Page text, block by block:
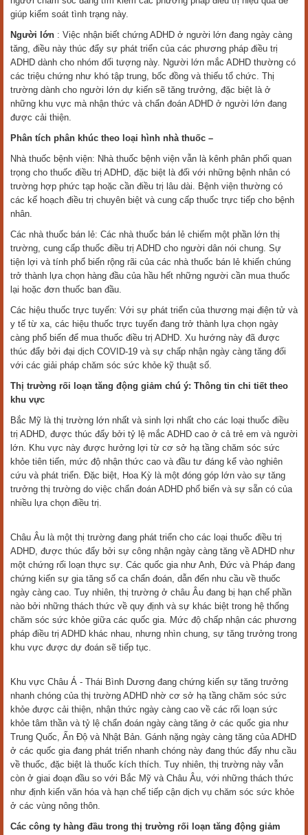
giúp kiểm soát tình trạng này.
Người lớn : Việc nhận biết chứng ADHD ở người lớn đang ngày càng
tăng, điều này thúc đẩy sự phát triển của các phương pháp điều trị
ADHD dành cho nhóm đối tượng này. Người lớn mắc ADHD thường có
các triệu chứng như khó tập trung, bốc đồng và thiếu tổ chức. Thị
trường dành cho người lớn dự kiến sẽ tăng trưởng, đặc biệt là ở
những khu vực mà nhận thức và chẩn đoán ADHD ở người lớn đang
được cải thiện.
Phân tích phân khúc theo loại hình nhà thuốc –
Nhà thuốc bệnh viện: Nhà thuốc bệnh viện vẫn là kênh phân phối quan
trọng cho thuốc điều trị ADHD, đặc biệt là đối với những bệnh nhân có
trường hợp phức tạp hoặc cần điều trị lâu dài. Bệnh viện thường có
các kế hoạch điều trị chuyên biệt và cung cấp thuốc trực tiếp cho bệnh
nhân.
Các nhà thuốc bán lẻ: Các nhà thuốc bán lẻ chiếm một phần lớn thị
trường, cung cấp thuốc điều trị ADHD cho người dân nói chung. Sự
tiện lợi và tính phổ biến rộng rãi của các nhà thuốc bán lẻ khiến chúng
trở thành lựa chọn hàng đầu của hầu hết những người cần mua thuốc
lại hoặc đơn thuốc ban đầu.
Các hiệu thuốc trực tuyến: Với sự phát triển của thương mại điện tử và
y tế từ xa, các hiệu thuốc trực tuyến đang trở thành lựa chọn ngày
càng phổ biến để mua thuốc điều trị ADHD. Xu hướng này đã được
thúc đẩy bởi đại dịch COVID-19 và sự chấp nhận ngày càng tăng đối
với các giải pháp chăm sóc sức khỏe kỹ thuật số.
Thị trường rối loạn tăng động giảm chú ý: Thông tin chi tiết theo
khu vực
Bắc Mỹ là thị trường lớn nhất và sinh lợi nhất cho các loại thuốc điều
trị ADHD, được thúc đẩy bởi tỷ lệ mắc ADHD cao ở cả trẻ em và người
lớn. Khu vực này được hưởng lợi từ cơ sở hạ tầng chăm sóc sức
khỏe tiên tiến, mức độ nhận thức cao và đầu tư đáng kể vào nghiên
cứu và phát triển. Đặc biệt, Hoa Kỳ là một đóng góp lớn vào sự tăng
trưởng thị trường do việc chẩn đoán ADHD phổ biến và sự sẵn có của
nhiều lựa chọn điều trị.
Châu Âu là một thị trường đang phát triển cho các loại thuốc điều trị
ADHD, được thúc đẩy bởi sự công nhận ngày càng tăng về ADHD như
một chứng rối loạn thực sự. Các quốc gia như Anh, Đức và Pháp đang
chứng kiến sự gia tăng số ca chẩn đoán, dẫn đến nhu cầu về thuốc
ngày càng cao. Tuy nhiên, thị trường ở châu Âu đang bị hạn chế phần
nào bởi những thách thức về quy định và sự khác biệt trong hệ thống
chăm sóc sức khỏe giữa các quốc gia. Mức độ chấp nhận các phương
pháp điều trị ADHD khác nhau, nhưng nhìn chung, sự tăng trưởng trong
khu vực được dự đoán sẽ tiếp tục.
Khu vực Châu Á - Thái Bình Dương đang chứng kiến sự tăng trưởng
nhanh chóng của thị trường ADHD nhờ cơ sở hạ tầng chăm sóc sức
khỏe được cải thiện, nhận thức ngày càng cao về các rối loạn sức
khỏe tâm thần và tỷ lệ chẩn đoán ngày càng tăng ở các quốc gia như
Trung Quốc, Ấn Độ và Nhật Bản. Gánh nặng ngày càng tăng của ADHD
ở các quốc gia đang phát triển nhanh chóng này đang thúc đẩy nhu cầu
về thuốc, đặc biệt là thuốc kích thích. Tuy nhiên, thị trường này vẫn
còn ở giai đoạn đầu so với Bắc Mỹ và Châu Âu, với những thách thức
như định kiến văn hóa và hạn chế tiếp cận dịch vụ chăm sóc sức khỏe
ở các vùng nông thôn.
Các công ty hàng đầu trong thị trường rối loạn tăng động giảm